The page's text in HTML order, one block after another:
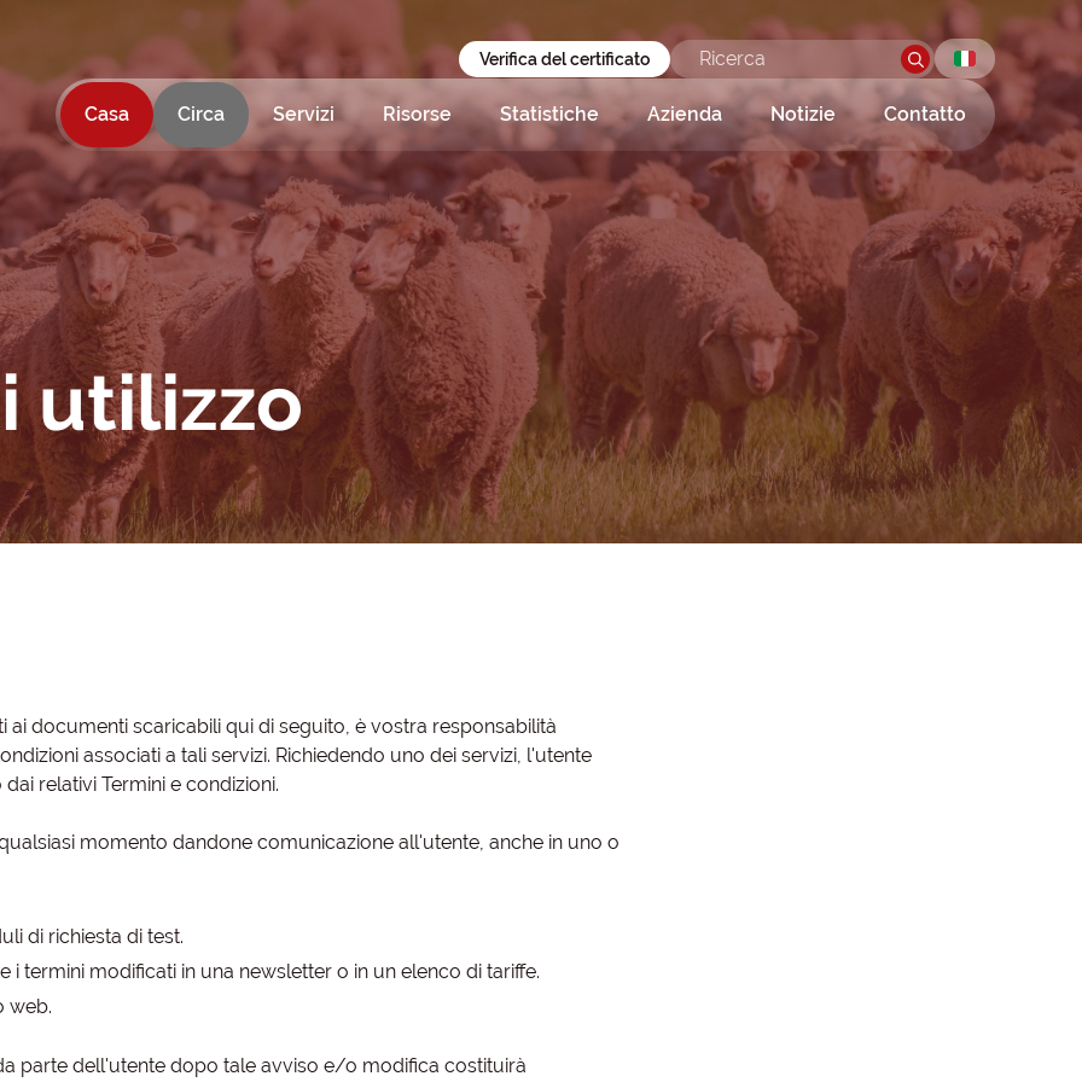
Verifica del certificato
Casa Circa Servizi Risorse Statistiche Azienda Notizie Contatto
utilizzo
ai documenti scaricabili qui di seguito, è vostra responsabilità
associati a tali servizi. Richiedendo uno dei servizi, l'utente
relativi Termini e condizioni.
momento dandone comunicazione all'utente, anche in uno o
di richiesta di test.
termini modificati in una newsletter o in un elenco di tariffe.
web.
parte dell'utente dopo tale avviso e/o modifica costituirà